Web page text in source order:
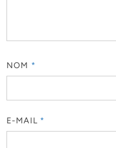
NOM *
E-MAIL *